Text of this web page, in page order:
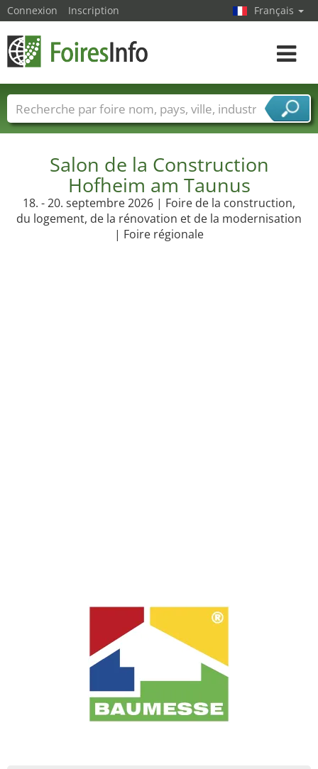
Salon de la Construction
Hofheim am Taunus
18. - 20. septembre 2026 | Foire de la construction,
du logement, de la rénovation et de la modernisation
| Foire régionale
Connexion Inscription Français
Toggle
Foire noms Pays Villes
Secteurs de foire